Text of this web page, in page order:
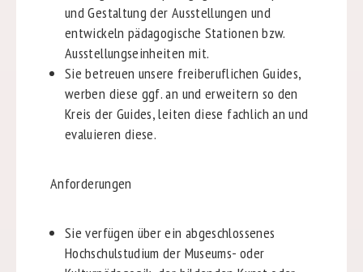
und Gestaltung der Ausstellungen und
entwickeln pädagogische Stationen bzw.
Ausstellungseinheiten mit.
Sie betreuen unsere freiberuflichen Guides,
werben diese ggf. an und erweitern so den
Kreis der Guides, leiten diese fachlich an und
evaluieren diese.
Anforderungen
Sie verfügen über ein abgeschlossenes
Hochschulstudium der Museums- oder